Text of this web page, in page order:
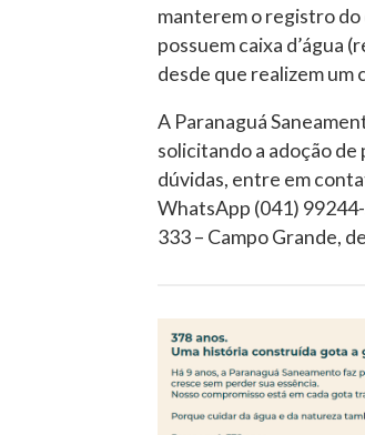
manterem o registro
possuem caixa d’água
desde que realizem
A Paranaguá
solicitando a adoção
dúvidas, entre em
WhatsApp (041)
333 – Campo Grande,